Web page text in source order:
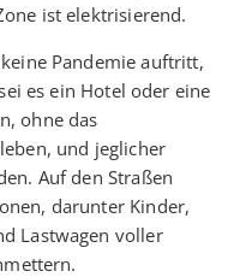
ist elektrisierend.
Pandemie auftritt,
es ein Hotel oder eine
ohne das
und jeglicher
Auf den Straßen
darunter Kinder,
Lastwagen voller